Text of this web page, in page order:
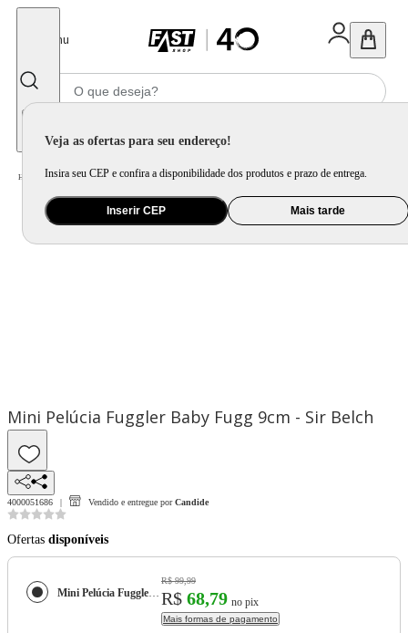
Menu
Veja as ofertas para seu endereço!
Insira seu CEP e confira a disponibilidade dos produtos e prazo de entrega.
Inserir CEP Mais tarde
Home Brinquedo e Colecionável / Primeira Infância e Pelúcia
Mini Pelúcia Fuggler Baby Fugg 9cm - Sir Belch
4000051686 Vendido e entregue por Candide
Ofertas disponíveis
Mini Pelúcia Fuggler Baby Fugg 9cm - Sir Belch
R$ 99,99
R$ 68,79 no pix
Mais formas de pagamento